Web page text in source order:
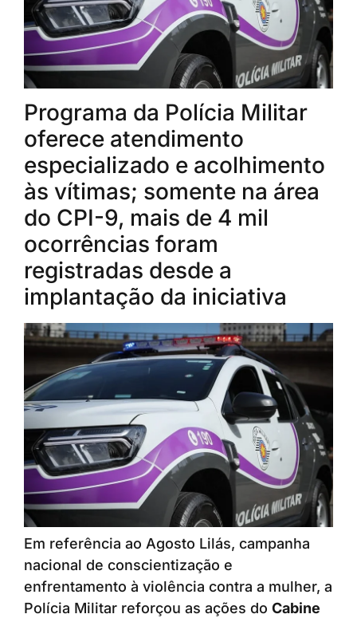
Programa da Polícia Militar
oferece atendimento
especializado e acolhimento
às vítimas; somente na área
do CPI-9, mais de 4 mil
ocorrências foram
registradas desde a
implantação da iniciativa
Em referência ao Agosto Lilás, campanha
nacional de conscientização e
enfrentamento à violência contra a mulher, a
Polícia Militar reforçou as ações do Cabine